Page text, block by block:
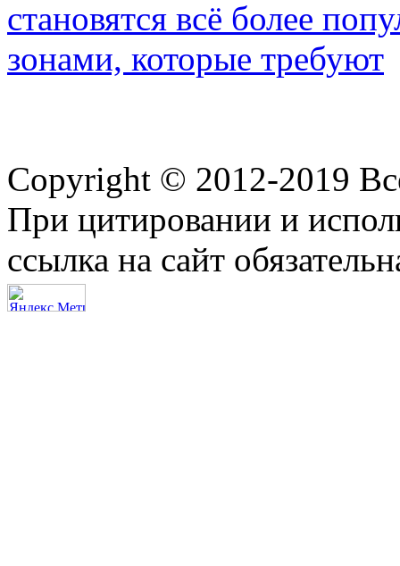
становятся всё более
зонами, которые требуют
Copyright © 2012-2019
При цитировании и
ссылка на сайт